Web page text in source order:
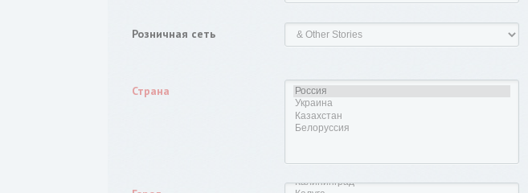
Розничная сеть
Страна